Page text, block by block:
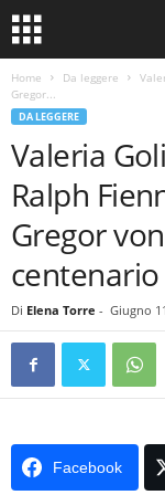
Home Da leggere
Gregor...
DA LEGGERE
Valeria
Ralph
Gregor
Di Elena Torre - Giugno
Facebook